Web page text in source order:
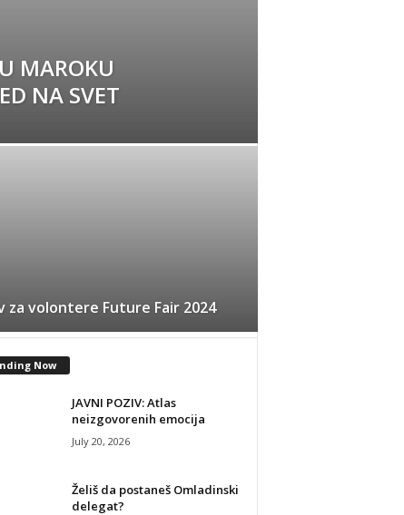
MAROKU
NA SVET
za volontere Future Fair 2024
Now
JAVNI POZIV: Atlas
neizgovorenih emocija
July 20, 2026
Želiš da postaneš Omladinski
delegat?